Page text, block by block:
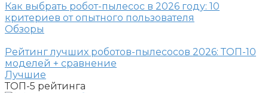
Как выбрать робот-пылесос в 2026 году: 10
критериев от опытного пользователя
Обзоры
Рейтинг лучших роботов-пылесосов 2026: ТОП-10
моделей + сравнение
Лучшие
ТОП-5 рейтинга